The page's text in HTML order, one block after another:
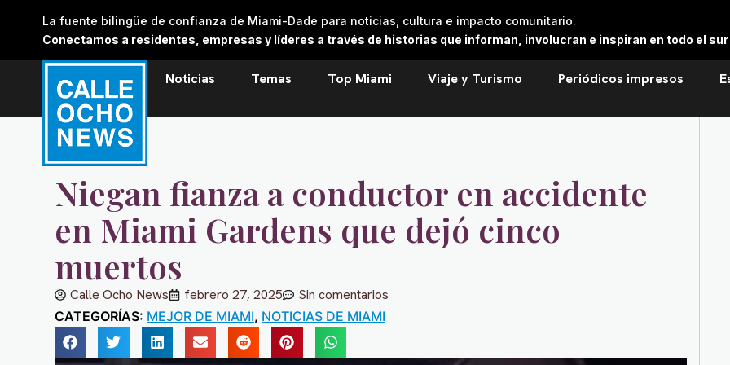
La fuente bilingüe de confianza de Miami-Dade para noticias, cultura e impacto comunitario.
Conectamos a residentes, empresas y líderes a través de historias que informan, involucran e inspiran en todo el sur
Noticias Temas Top Miami Viaje y Turismo Periódicos impresos
Niegan fianza a conductor en accidente
en Miami Gardens que dejó cinco
muertos
Calle Ocho News febrero 27, 2025 Sin comentarios
CATEGORÍAS: MEJOR DE MIAMI, NOTICIAS DE MIAMI